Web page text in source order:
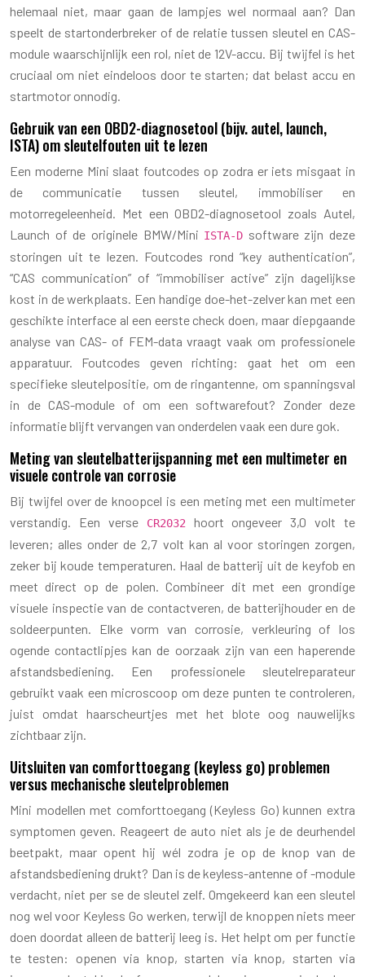
helemaal niet, maar gaan de lampjes wel normaal aan? Dan
speelt de startonderbreker of de relatie tussen sleutel en CAS-
module waarschijnlijk een rol, niet de 12V-accu. Bij twijfel is het
cruciaal om niet eindeloos door te starten; dat belast accu en
startmotor onnodig.
Gebruik van een OBD2-diagnosetool (bijv. autel, launch,
ISTA) om sleutelfouten uit te lezen
Een moderne Mini slaat foutcodes op zodra er iets misgaat in
de communicatie tussen sleutel, immobiliser en
motorregeleenheid. Met een OBD2-diagnosetool zoals Autel,
Launch of de originele BMW/Mini ISTA-D software zijn deze
storingen uit te lezen. Foutcodes rond “key authentication”,
“CAS communication” of “immobiliser active” zijn dagelijkse
kost in de werkplaats. Een handige doe-het-zelver kan met een
geschikte interface al een eerste check doen, maar diepgaande
analyse van CAS- of FEM-data vraagt vaak om professionele
apparatuur. Foutcodes geven richting: gaat het om een
specifieke sleutelpositie, om de ringantenne, om spanningsval
in de CAS-module of om een softwarefout? Zonder deze
informatie blijft vervangen van onderdelen vaak een dure gok.
Meting van sleutelbatterijspanning met een multimeter en
visuele controle van corrosie
Bij twijfel over de knoopcel is een meting met een multimeter
verstandig. Een verse
CR2032
hoort ongeveer 3,0 volt te
leveren; alles onder de 2,7 volt kan al voor storingen zorgen,
zeker bij koude temperaturen. Haal de batterij uit de keyfob en
meet direct op de polen. Combineer dit met een grondige
visuele inspectie van de contactveren, de batterijhouder en de
soldeerpunten. Elke vorm van corrosie, verkleuring of los
ogende contactlipjes kan de oorzaak zijn van een haperende
afstandsbediening. Een professionele sleutelreparateur
gebruikt vaak een microscoop om deze punten te controleren,
juist omdat haarscheurtjes met het blote oog nauwelijks
zichtbaar zijn.
Uitsluiten van comforttoegang (keyless go) problemen
versus mechanische sleutelproblemen
Mini modellen met comforttoegang (Keyless Go) kunnen extra
symptomen geven. Reageert de auto niet als je de deurhendel
beetpakt, maar opent hij wél zodra je op de knop van de
afstandsbediening drukt? Dan is de keyless-antenne of -module
verdacht, niet per se de sleutel zelf. Omgekeerd kan een sleutel
nog wel voor Keyless Go werken, terwijl de knoppen niets meer
doen doordat alleen de batterij leeg is. Het helpt om per functie
te testen: openen via knop, starten via knop, starten via